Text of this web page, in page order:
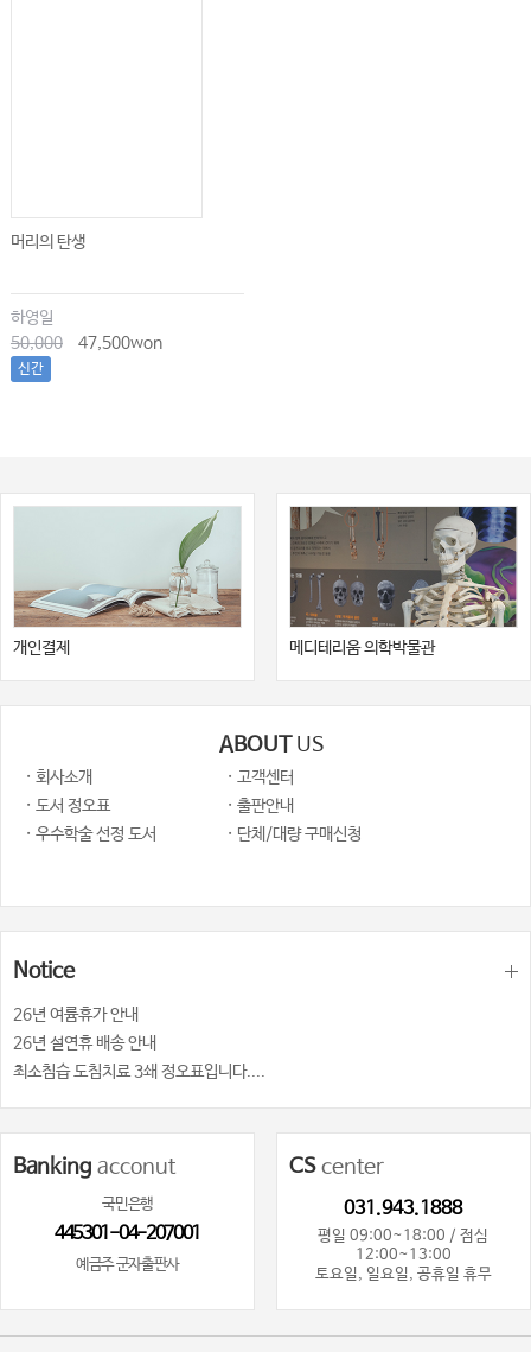
머리의 탄생
하영일
50,000
47,500won
신간
개인결제 메디테리움 의학박물관
ABOUT US
· 회사소개
· 고객센터
· 도서 정오표
· 출판안내
· 우수학술 선정 도서
· 단체/대량 구매신청
Notice
26년 여륨휴가 안내
26년 설연휴 배송 안내
최소침습 도침치료 3쇄 정오표입니다....
Banking acconut
국민은행
445301-04-207001
예금주 군자출판사
CScenter
031.943.1888
평일 09:00~18:00 / 점심
12:00~13:00
토요일, 일요일, 공휴일 휴무